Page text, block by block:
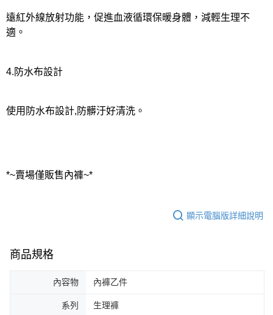
遠紅外線放射功能，促進血液循環保暖身體，減輕生理不
適。
4.防水布設計
使用防水布設計,防髒汙好清洗。
*~賣場僅販售內褲~*
顯示電腦版詳細說明
商品規格
內容物 內褲乙件
系列 生理褲